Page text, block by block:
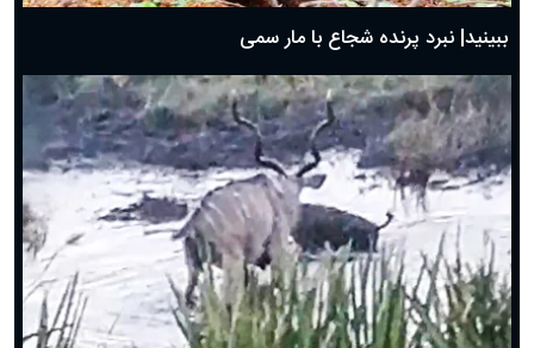
ببینید| نبرد پرنده شجاع با مار سمی